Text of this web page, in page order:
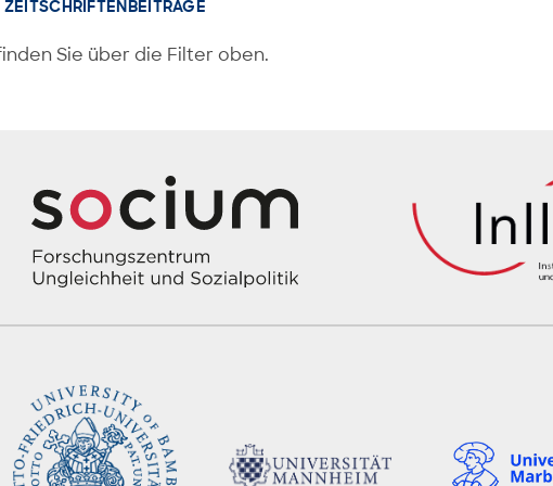
Sie über die Filter oben.